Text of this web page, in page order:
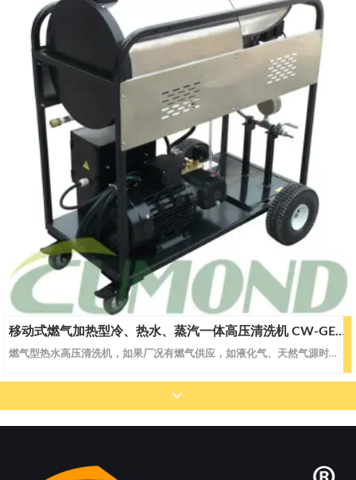
移动式燃气加热型冷、热水、蒸汽一体高压清洗机 CW-GEWS25
燃气型热水高压清洗机，如果厂况有燃气供应，如液化气、天然气源时，可选择燃气型清洗设备。 洁净环保， 保证了最低的燃烧排放，最低廉的使用成本以及最少的维护成本。移动式燃气加热型冷、热水、蒸汽高压清洗机。型号CW-GEWS25CW-GEWS30CW-GEWS40蒸汽蒸汽流量L/H108108120蒸汽压力Bar/Mpa35/3.535/3.535/3.5蒸汽温度℃145-185145-185145-1